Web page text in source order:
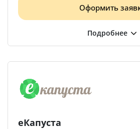
Оформить
еКапуста